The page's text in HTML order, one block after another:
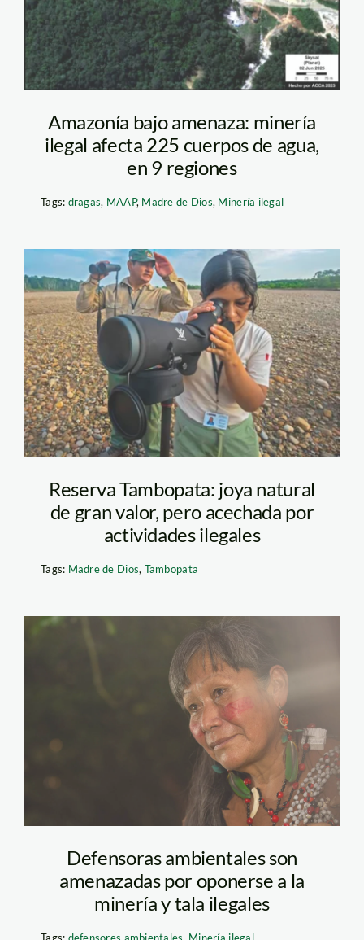
Amazonía bajo amenaza: minería
ilegal afecta 225 cuerpos de agua,
en 9 regiones
Tags: dragas, MAAP, Madre de Dios, Minería ilegal
reserva-tambopata-
viajeros
Reserva Tambopata: joya natural
de gran valor, pero acechada por
actividades ilegales
Tags: Madre de Dios, Tambopata
teresita antazu – coica
Defensoras ambientales son
amenazadas por oponerse a la
minería y tala ilegales